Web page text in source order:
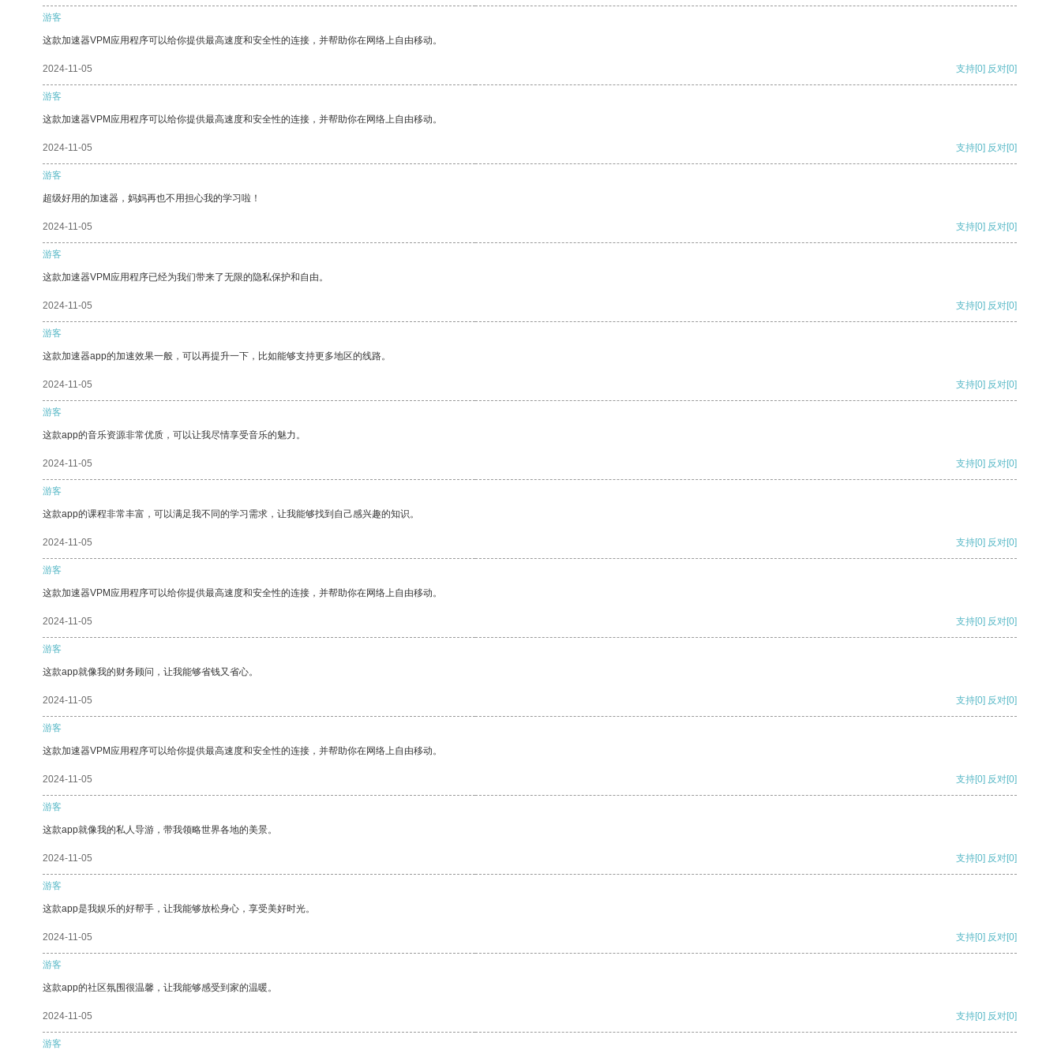
游客
这款加速器VPM应用程序可以给你提供最高速度和安全性的连接，并帮助你在网络上自由移动。
2024-11-05 支持[0] 反对[0]
游客
这款加速器VPM应用程序可以给你提供最高速度和安全性的连接，并帮助你在网络上自由移动。
2024-11-05 支持[0] 反对[0]
游客
超级好用的加速器，妈妈再也不用担心我的学习啦！
2024-11-05 支持[0] 反对[0]
游客
这款加速器VPM应用程序已经为我们带来了无限的隐私保护和自由。
2024-11-05 支持[0] 反对[0]
游客
这款加速器app的加速效果一般，可以再提升一下，比如能够支持更多地区的线路。
2024-11-05 支持[0] 反对[0]
游客
这款app的音乐资源非常优质，可以让我尽情享受音乐的魅力。
2024-11-05 支持[0] 反对[0]
游客
这款app的课程非常丰富，可以满足我不同的学习需求，让我能够找到自己感兴趣的知识。
2024-11-05 支持[0] 反对[0]
游客
这款加速器VPM应用程序可以给你提供最高速度和安全性的连接，并帮助你在网络上自由移动。
2024-11-05 支持[0] 反对[0]
游客
这款app就像我的财务顾问，让我能够省钱又省心。
2024-11-05 支持[0] 反对[0]
游客
这款加速器VPM应用程序可以给你提供最高速度和安全性的连接，并帮助你在网络上自由移动。
2024-11-05 支持[0] 反对[0]
游客
这款app就像我的私人导游，带我领略世界各地的美景。
2024-11-05 支持[0] 反对[0]
游客
这款app是我娱乐的好帮手，让我能够放松身心，享受美好时光。
2024-11-05 支持[0] 反对[0]
游客
这款app的社区氛围很温馨，让我能够感受到家的温暖。
2024-11-05 支持[0] 反对[0]
游客